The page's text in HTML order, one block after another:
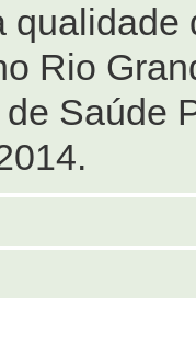
qualidade
Rio
Saúde